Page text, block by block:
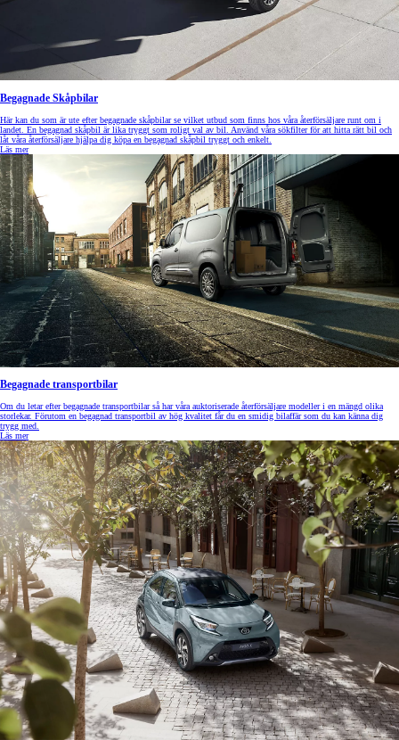
Begagnade Skåpbilar
Här kan du som är ute efter begagnade skåpbilar se vilket utbud som finns hos våra återförsäljare runt om i
landet. En begagnad skåpbil är lika tryggt som roligt val av bil. Använd våra sökfilter för att hitta rätt bil och
låt våra återförsäljare hjälpa dig köpa en begagnad skåpbil tryggt och enkelt.
Läs mer
Begagnade transportbilar
Om du letar efter begagnade transportbilar så har våra auktoriserade återförsäljare modeller i en mängd olika
storlekar. Förutom en begagnad transportbil av hög kvalitet får du en smidig bilaffär som du kan känna dig
trygg med.
Läs mer